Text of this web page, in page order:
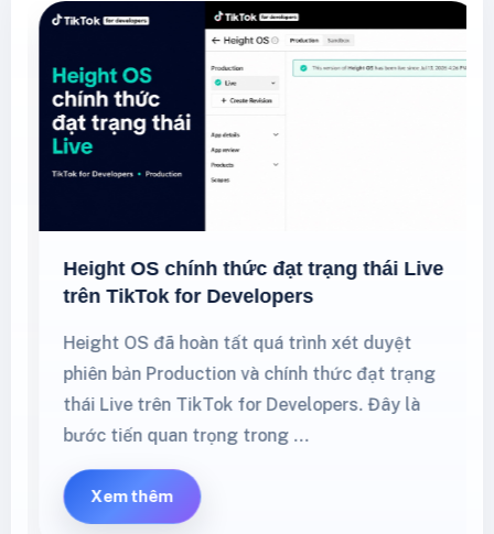
Height OS chính thức đạt trạng thái Live
trên TikTok for Developers
Height OS đã hoàn tất quá trình xét duyệt
phiên bản Production và chính thức đạt trạng
thái Live trên TikTok for Developers. Đây là
bước tiến quan trọng trong …
Xem thêm